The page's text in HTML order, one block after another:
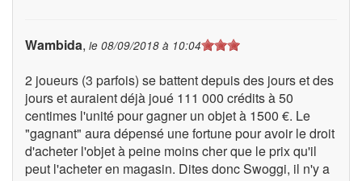
Wambida, le 08/09/2018 à 10:04
2 joueurs (3 parfois) se battent depuis des jours et des
jours et auraient déjà joué 111 000 crédits à 50
centimes l'unité pour gagner un objet à 1500 €. Le
"gagnant" aura dépensé une fortune pour avoir le droit
d'acheter l'objet à peine moins cher que le prix qu'il
peut l'acheter en magasin. Dites donc Swoggi, il n'y a